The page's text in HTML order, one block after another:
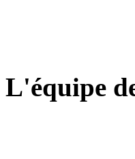
L'équipe